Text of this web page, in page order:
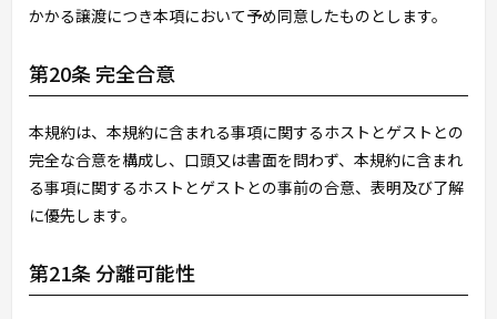
かかる譲渡につき本項において予め同意したものとします。
第20条 完全合意
本規約は、本規約に含まれる事項に関するホストとゲストとの
完全な合意を構成し、口頭又は書面を問わず、本規約に含まれ
る事項に関するホストとゲストとの事前の合意、表明及び了解
に優先します。
第21条 分離可能性